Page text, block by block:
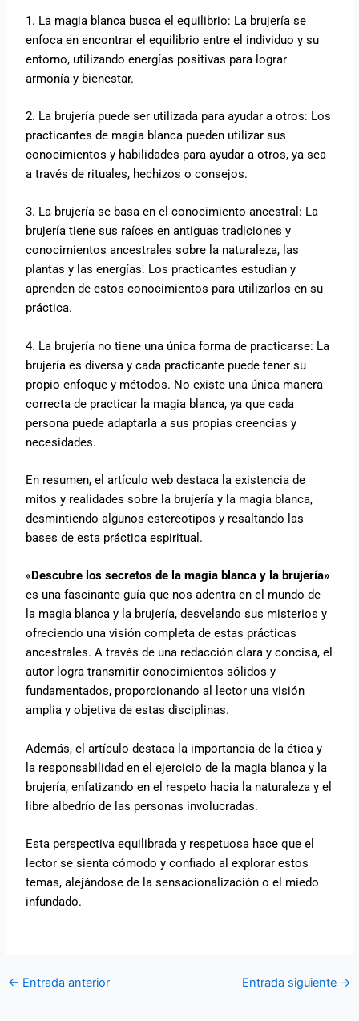
1. La magia blanca busca el equilibrio: La brujería se
enfoca en encontrar el equilibrio entre el individuo y su
entorno, utilizando energías positivas para lograr
armonía y bienestar.
2. La brujería puede ser utilizada para ayudar a otros: Los
practicantes de magia blanca pueden utilizar sus
conocimientos y habilidades para ayudar a otros, ya sea
a través de rituales, hechizos o consejos.
3. La brujería se basa en el conocimiento ancestral: La
brujería tiene sus raíces en antiguas tradiciones y
conocimientos ancestrales sobre la naturaleza, las
plantas y las energías. Los practicantes estudian y
aprenden de estos conocimientos para utilizarlos en su
práctica.
4. La brujería no tiene una única forma de practicarse: La
brujería es diversa y cada practicante puede tener su
propio enfoque y métodos. No existe una única manera
correcta de practicar la magia blanca, ya que cada
persona puede adaptarla a sus propias creencias y
necesidades.
En resumen, el artículo web destaca la existencia de
mitos y realidades sobre la brujería y la magia blanca,
desmintiendo algunos estereotipos y resaltando las
bases de esta práctica espiritual.
«Descubre los secretos de la magia blanca y la brujería»
es una fascinante guía que nos adentra en el mundo de
la magia blanca y la brujería, desvelando sus misterios y
ofreciendo una visión completa de estas prácticas
ancestrales. A través de una redacción clara y concisa, el
autor logra transmitir conocimientos sólidos y
fundamentados, proporcionando al lector una visión
amplia y objetiva de estas disciplinas.
Además, el artículo destaca la importancia de la ética y
la responsabilidad en el ejercicio de la magia blanca y la
brujería, enfatizando en el respeto hacia la naturaleza y el
libre albedrío de las personas involucradas.
Esta perspectiva equilibrada y respetuosa hace que el
lector se sienta cómodo y confiado al explorar estos
temas, alejándose de la sensacionalización o el miedo
infundado.
← Entrada anterior Entrada siguiente →